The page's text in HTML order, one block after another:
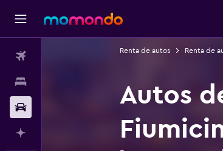
Renta de autos Renta de
Autos